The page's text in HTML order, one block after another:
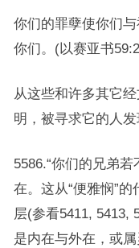
你们的罪孽使你们
你们。(以赛亚书
从这些和许多其它
明，被寻求它的人发
5586.“你们的兄弟
在。这从“便雅悯”的
层(参看5411, 5413,
是内在与外在，或